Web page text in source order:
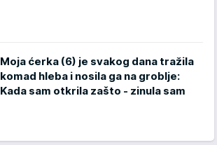
Moja ćerka (6) je svakog dana tražila
komad hleba i nosila ga na groblje:
Kada sam otkrila zašto - zinula sam